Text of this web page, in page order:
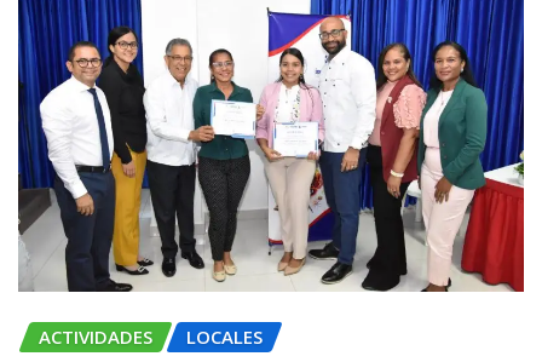
ACTIVIDADES LOCALES